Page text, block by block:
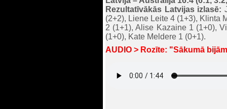
Rezultatīvākās Latvijas izlasē:
(2+2), Liene Leite 4 (1+3), Klinta
2 (1+1), Alise Kazaine 1 (1+0),
(1+0), Kate Meldere 1 (0+1).
AUDIO > Rozīte: "Sākumā